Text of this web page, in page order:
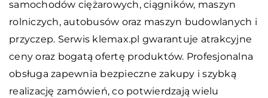
samochodów ciężarowych, ciągników, maszyn
rolniczych, autobusów oraz maszyn budowlanych i
przyczep. Serwis klemax.pl gwarantuje atrakcyjne
ceny oraz bogatą ofertę produktów. Profesjonalna
obsługa zapewnia bezpieczne zakupy i szybką
realizację zamówień, co potwierdzają wielu